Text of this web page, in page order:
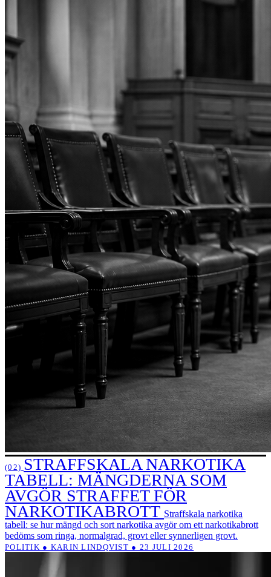
(02) STRAFFSKALA NARKOTIKA
TABELL: MÄNGDERNA SOM
AVGÖR STRAFFET FÖR
NARKOTIKABROTT Straffskala narkotika
tabell: se hur mängd och sort narkotika avgör om ett narkotikabrott
bedöms som ringa, normalgrad, grovt eller synnerligen grovt.
POLITIK ● KARIN LINDQVIST ● 23 JULI 2026